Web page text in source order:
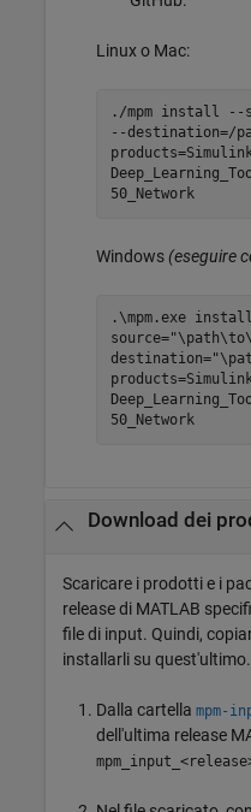
Linux o Mac:
./mpm install --
--destination=/
50_Network
Windows (eseguire
.\mpm.exe
50_Network
Download dei
Scaricare i prodotti e i
release di MATLAB
file di input. Quindi,
installarli su quest'ultimo.
Dalla cartella mpm-
dell'ultima release